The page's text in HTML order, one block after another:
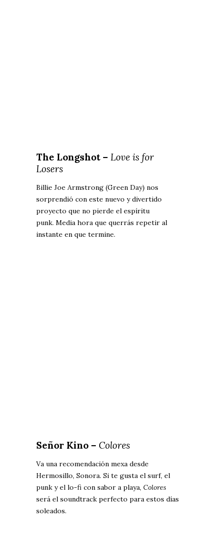
The Longshot – Love is for
Losers
Billie Joe Armstrong (Green Day) nos
sorprendió con este nuevo y divertido
proyecto que no pierde el espíritu
punk. Media hora que querrás repetir al
instante en que termine.
Señor Kino – Colores
Va una recomendación mexa desde
Hermosillo, Sonora. Si te gusta el surf, el
punk y el lo-fi con sabor a playa, Colores
será el soundtrack perfecto para estos días
soleados.